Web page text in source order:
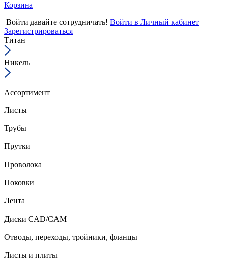
Корзина
Войти давайте сотрудничать! Войти в Личный кабинет
Зарегистрироваться
Титан
Никель
Ассортимент
Листы
Трубы
Прутки
Проволока
Поковки
Лента
Диски CAD/CAM
Отводы, переходы, тройники, фланцы
Листы и плиты